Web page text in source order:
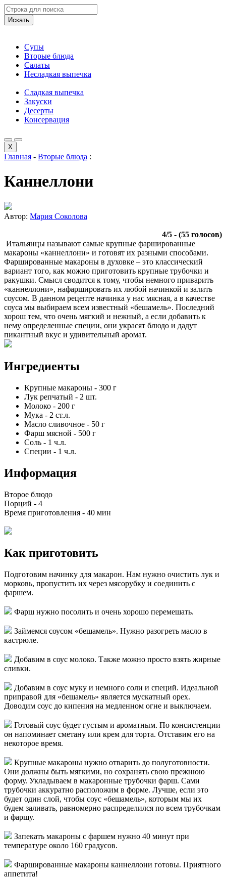
Искать
Супы
Вторые блюда
Салаты
Несладкая выпечка
Сладкая выпечка
Закуски
Десерты
Консервация
X
Главная - Вторые блюда :
Каннеллони
Автор: Мария Соколова
4/5 - (55 голосов)
Итальянцы называют самые крупные фаршированные
макароны «каннеллони» и готовят их разными способами.
Фаршированные макароны в духовке – это классический
вариант того, как можно приготовить крупные трубочки и
ракушки. Смысл сводится к тому, чтобы немного приварить
«каннеллони», нафаршировать их любой начинкой и залить
соусом. В данном рецепте начинка у нас мясная, а в качестве
соуса мы выбираем всем известный «бешамель». Последний
хорош тем, что очень мягкий и нежный, а если добавить к
нему определенные специи, они украсят блюдо и дадут
пикантный вкус и удивительный аромат.
Ингредиенты
Крупные макароны - 300 г
Лук репчатый - 2 шт.
Молоко - 200 г
Мука - 2 ст.л.
Масло сливочное - 50 г
Фарш мясной - 500 г
Соль - 1 ч.л.
Специи - 1 ч.л.
Информация
Второе блюдо
Порций - 4
Время приготовления - 40 мин
Как приготовить
Подготовим начинку для макарон. Нам нужно очистить лук и
морковь, пропустить их через мясорубку и соединить с
фаршем.
Фарш нужно посолить и очень хорошо перемешать.
Займемся соусом «бешамель». Нужно разогреть масло в
кастрюле.
Добавим в соус молоко. Также можно просто взять жирные
сливки.
Добавим в соус муку и немного соли и специй. Идеальной
приправой для «бешамель» является мускатный орех.
Доводим соус до кипения на медленном огне и выключаем.
Готовый соус будет густым и ароматным. По консистенции
он напоминает сметану или крем для торта. Отставим его на
некоторое время.
Крупные макароны нужно отварить до полуготовности.
Они должны быть мягкими, но сохранять свою прежнюю
форму. Укладываем в макаронные трубочки фарш. Сами
трубочки аккуратно расположим в форме. Лучше, если это
будет один слой, чтобы соус «бешамель», которым мы их
будем заливать, равномерно распределился по всем трубочкам
и фаршу.
Запекать макароны с фаршем нужно 40 минут при
температуре около 160 градусов.
Фаршированные макароны каннеллони готовы. Приятного
аппетита!